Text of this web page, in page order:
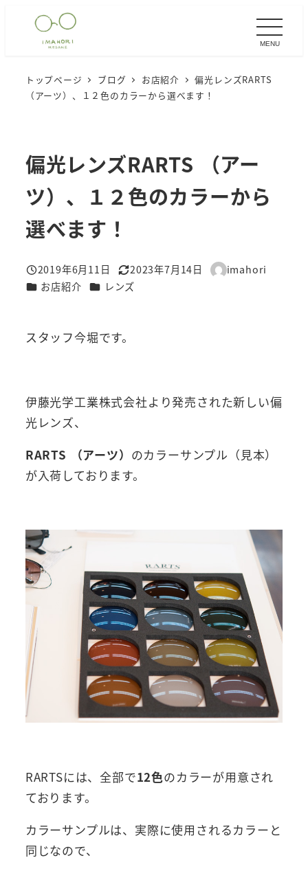
MENU
トップページ ブログ お店紹介
偏光レンズRARTS
（アーツ）、１２色のカラーから選べます！
偏光レンズRARTS （アー
ツ）、１２色のカラーから
選べます！
投稿日
2019年6月11日
更新日
2023年7月14日
著
imahori
カテゴリー
お店紹介 カテゴリー
レンズ
スタッフ今堀です。
伊藤光学工業株式会社より発売された新しい偏
光レンズ、
RARTS （アーツ） のカラーサンプル（見本）
が入荷しております。
RARTSには、全部で12色のカラーが用意され
ております。
カラーサンプルは、実際に使用されるカラーと
同じなので、